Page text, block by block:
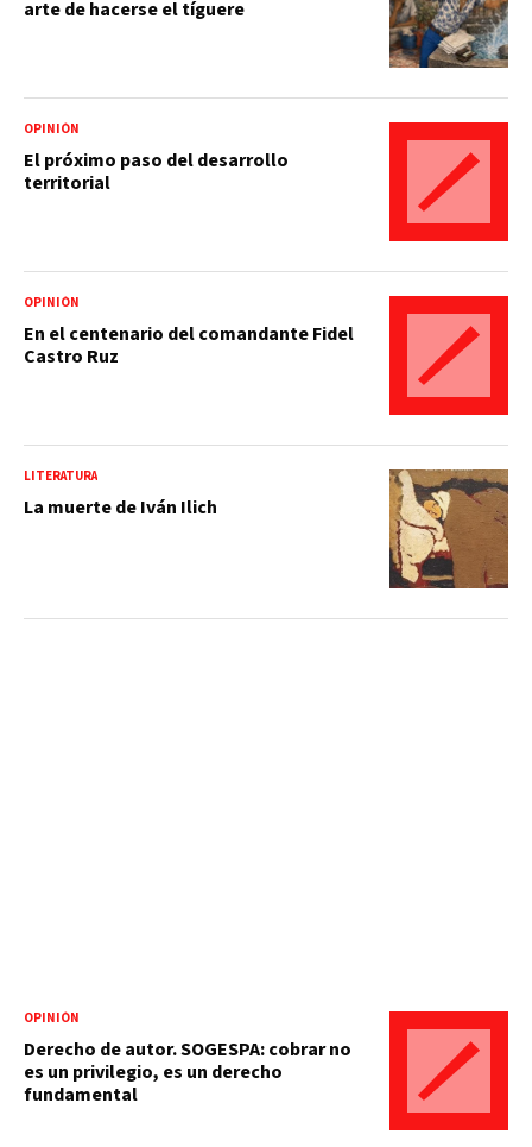
arte de hacerse el tíguere
OPINIÓN
El próximo paso del desarrollo
territorial
OPINIÓN
En el centenario del comandante Fidel
Castro Ruz
LITERATURA
La muerte de Iván Ilich
OPINIÓN
Derecho de autor. SOGESPA: cobrar no
es un privilegio, es un derecho
fundamental